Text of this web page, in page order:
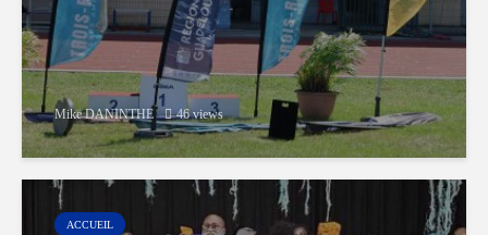
Mike DANINTHE 46 views
ACCUEIL